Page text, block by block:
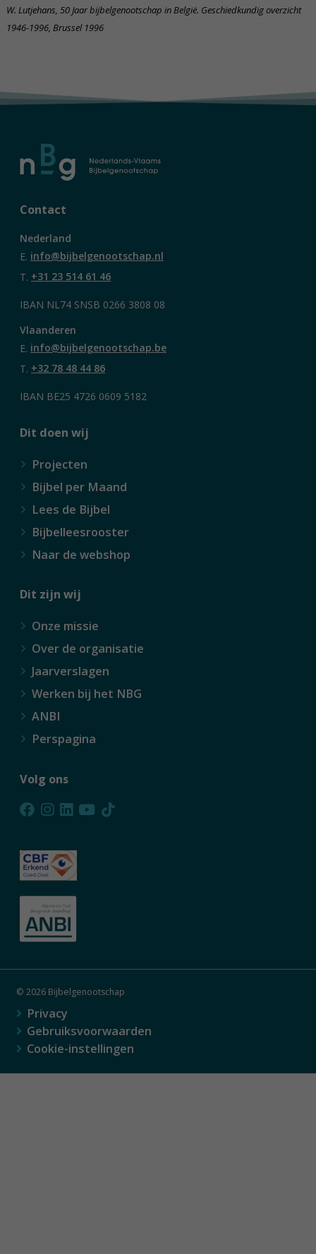
W. Lutjehans, 50 Jaar bijbelgenootschap in België. Geschiedkundig overzicht
1946-1996, Brussel 1996
Contact
Nederland
E. info@bijbelgenootschap.nl
T. +31 23 514 61 46
IBAN NL74 SNSB 0266 3808 08
Vlaanderen
E. info@bijbelgenootschap.be
T. +32 78 48 44 86
IBAN BE25 4726 0609 5182
Dit doen wij
Projecten
Bijbel per Maand
Lees de Bijbel
Bijbelleesrooster
Naar de webshop
Dit zijn wij
Onze missie
Over de organisatie
Jaarverslagen
Werken bij het NBG
ANBI
Perspagina
Volg ons
© 2026 Bijbelgenootschap
Privacy
Gebruiksvoorwaarden
Cookie-instellingen